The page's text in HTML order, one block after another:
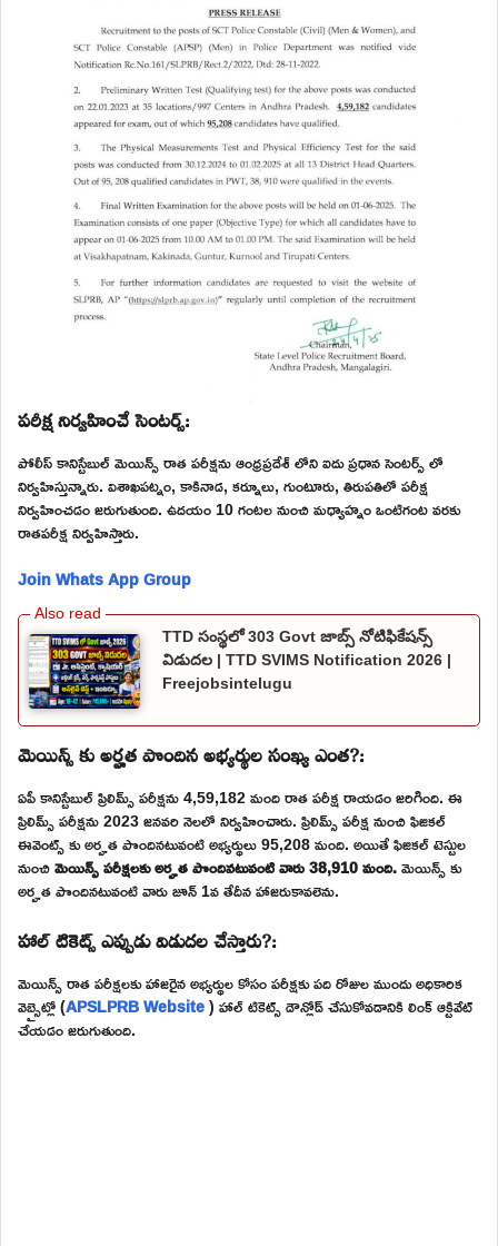
పరీక్ష నిర్వహించే సెంటర్స్:
పోలీస్ కానిస్టేబుల్ మెయిన్స్ రాత పరీక్షను ఆంధ్రప్రదేశ్ లోని ఐదు ప్రధాన సెంటర్స్ లో
నిర్వహిస్తున్నారు. విశాఖపట్నం, కాకినాడ, కర్నూలు, గుంటూరు, తిరుపతిలో పరీక్ష
నిర్వహించడం జరుగుతుంది. ఉదయం 10 గంటల నుంచి మధ్యాహ్నం ఒంటిగంట వరకు
రాతపరీక్ష నిర్వహిస్తారు.
Join Whats App Group
TTD సంస్థలో 303 Govt జాబ్స్ నోటిఫికేషన్స్
విడుదల | TTD SVIMS Notification 2026 |
Freejobsintelugu
మెయిన్స్ కు అర్హత పొందిన అభ్యర్థుల సంఖ్య ఎంత?:
ఏపీ కానిస్టేబుల్ ప్రిలిమ్స్ పరీక్షను 4,59,182 మంది రాత పరీక్ష రాయడం జరిగింది. ఈ
ప్రిలిమ్స్ పరీక్షను 2023 జనవరి నెలలో నిర్వహించారు. ప్రిలిమ్స్ పరీక్ష నుంచి ఫిజికల్
ఈవెంట్స్ కు అర్హత పొందినటువంటి అభ్యర్థులు 95,208 మంది. అయితే ఫిజికల్ టెస్టుల
నుంచిమెయిన్స్ పరీక్షలకు అర్హత పొందినటువంటి వారు 38,910 మంది.మెయిన్స్ కు
అర్హత పొందినటువంటి వారు జూన్ 1వ తేదీన హాజరుకావలెను.
హాల్ టికెట్స్ ఎప్పుడు విడుదల చేస్తారు?:
మెయిన్స్ రాత పరీక్షలకు హాజరైన అభ్యర్థుల కోసం పరీక్షకు పది రోజుల ముందు అధికారిక
వెబ్సైట్లో (APSLPRB Website) హాల్ టికెట్స్ డౌన్లోడ్ చేసుకోవడానికి లింక్ ఆక్టివేట్
చేయడం జరుగుతుంది.